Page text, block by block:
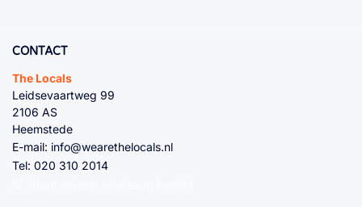
CONTACT
The Locals
Leidsevaartweg 99
2106 AS
Heemstede
E-mail: info@wearethelocals.nl
Tel: 020 310 2014